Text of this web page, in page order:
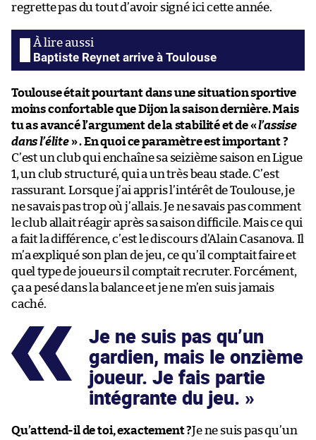
regrette pas du tout d’avoir signé ici cette année.
Baptiste Reynet arrive à Toulouse
Toulouse était pourtant dans une situation sportive
moins confortable que Dijon la saison dernière. Mais
tu as avancé l’argument de la stabilité et de «l’assise
dans l’élite» . En quoi ce paramètre est important ?
C’est un club qui enchaîne sa seizième saison en Ligue
1, un club structuré, qui a un très beau stade. C’est
rassurant. Lorsque j’ai appris l’intérêt de Toulouse, je
ne savais pas trop où j’allais. Je ne savais pas comment
le club allait réagir après sa saison difficile. Mais ce qui
a fait la différence, c’est le discours d’Alain Casanova. Il
m’a expliqué son plan de jeu, ce qu’il comptait faire et
quel type de joueurs il comptait recruter. Forcément,
ça a pesé dans la balance et je ne m’en suis jamais
caché.
Je ne suis pas qu’un
gardien, mais le onzième
joueur. Je fais partie
intégrante du jeu.
Qu’attend-il de toi, exactement ?Je ne suis pas qu’un